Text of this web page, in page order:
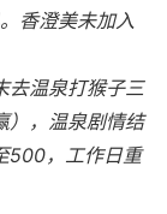
香澄美未加入
去温泉打猴子三
），温泉剧情结
500，工作日重